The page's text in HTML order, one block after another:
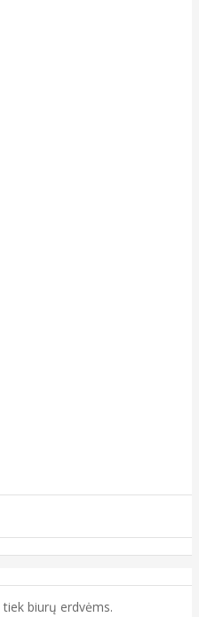
biurų erdvėms.